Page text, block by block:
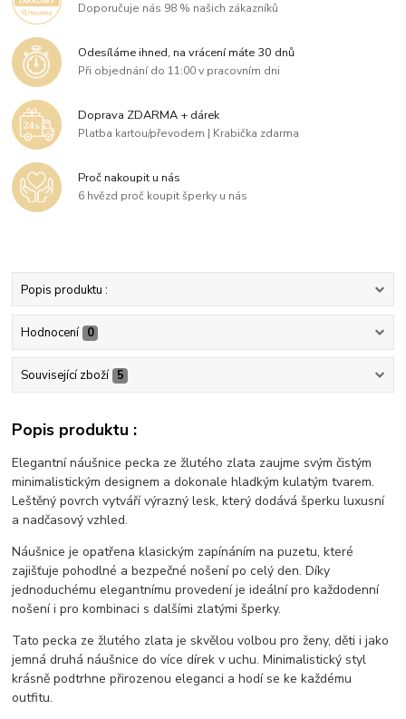
Doporučuje nás 98 % našich zákazníků
Odesíláme ihned, na vrácení máte 30 dnů
Při objednání do 11:00 v pracovním dni
Doprava ZDARMA + dárek
Platba kartou/převodem | Krabička zdarma
Proč nakoupit u nás
6 hvězd proč koupit šperky u nás
Popis produktu :
Hodnocení 0
Související zboží 5
Popis produktu :
Elegantní náušnice pecka ze žlutého zlata zaujme svým čistým
minimalistickým designem a dokonale hladkým kulatým tvarem.
Leštěný povrch vytváří výrazný lesk, který dodává šperku luxusní
a nadčasový vzhled.
Náušnice je opatřena klasickým zapínáním na puzetu, které
zajišťuje pohodlné a bezpečné nošení po celý den. Díky
jednoduchému elegantnímu provedení je ideální pro každodenní
nošení i pro kombinaci s dalšími zlatými šperky.
Tato pecka ze žlutého zlata je skvělou volbou pro ženy, děti i jako
jemná druhá náušnice do více dírek v uchu. Minimalistický styl
krásně podtrhne přirozenou eleganci a hodí se ke každému
outfitu.